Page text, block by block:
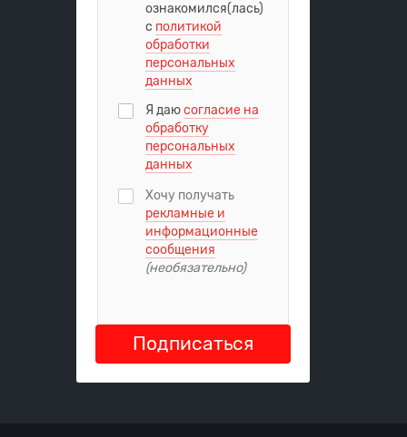
ознакомился(лась)
с политикой
обработки
персональных
данных
Я даюсогласие на
обработку
персональных
данных
Хочу получать
рекламные и
информационные
сообщения
(необязательно)
Подписаться